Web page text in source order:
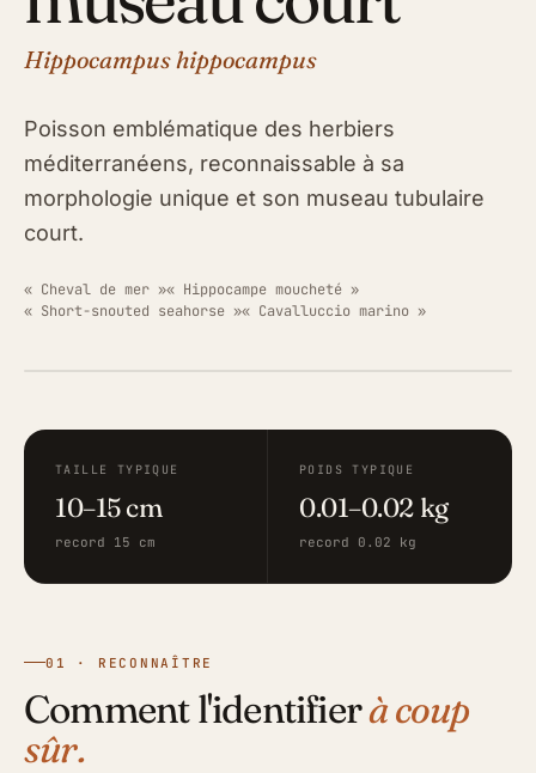
Hippocampus hippocampus
Poisson emblématique des herbiers
méditerranéens, reconnaissable à sa
morphologie unique et son museau tubulaire
court.
« Cheval de mer »« Hippocampe moucheté »
« Short-snouted seahorse »« Cavalluccio marino »
TAILLE TYPIQUE
10–15 cm
record 15 cm
POIDS TYPIQUE
0.01–0.02 kg
record 0.02 kg
01 · RECONNAÎTRE
Comment l'identifierà coup
sûr.